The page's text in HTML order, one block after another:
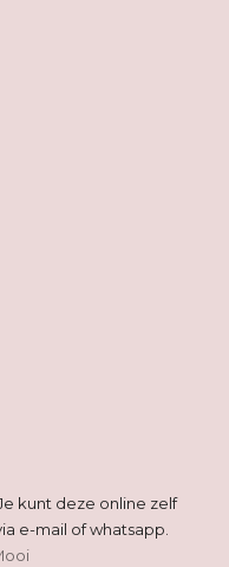
kunt deze online zelf
e-mail of whatsapp.